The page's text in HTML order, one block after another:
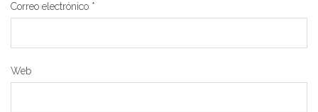
Correo electrónico *
Web